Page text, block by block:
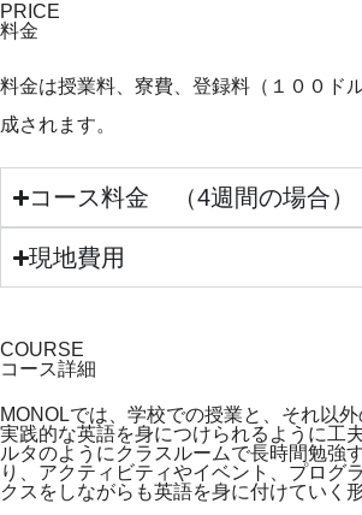
PRICE
料金
料金は授業料、寮費、登録料（１００ド
成されます。
コース料金 （4週間の場合）
現地費用
COURSE
コース詳細
MONOLでは、学校での授業と、それ以外
実践的な英語を身につけられるように工
ルタのようにクラスルームで長時間勉強
り、アクティビティやイベント、プログ
クスをしながらも英語を身に付けていく